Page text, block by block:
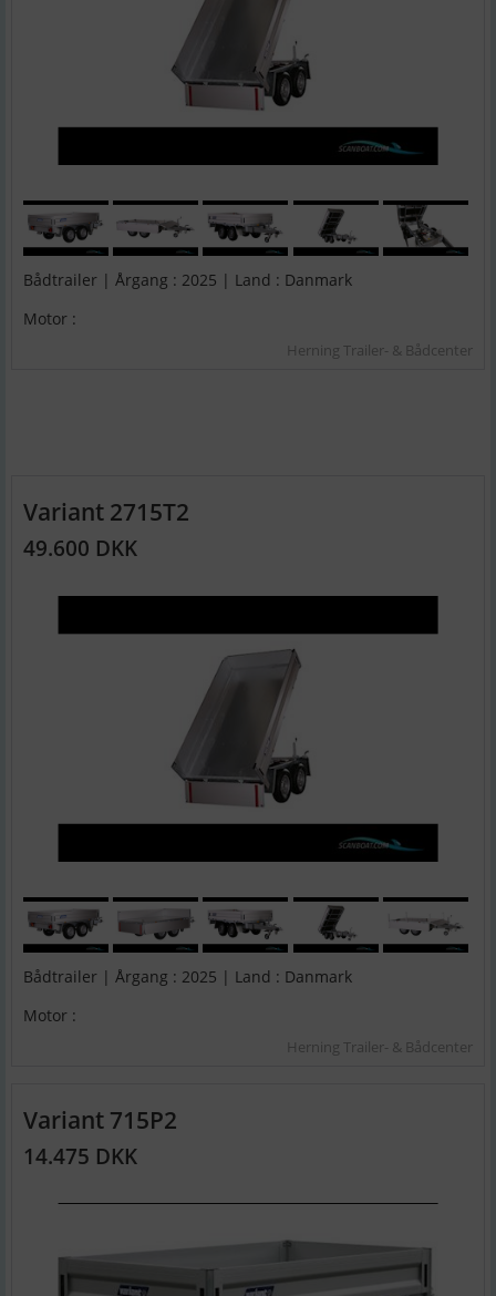
Bådtrailer | Årgang : 2025 | Land : Danmark
Motor :
Herning Trailer- & Bådcenter
Variant 2715T2
49.600 DKK
Bådtrailer | Årgang : 2025 | Land : Danmark
Motor :
Herning Trailer- & Bådcenter
Variant 715P2
14.475 DKK